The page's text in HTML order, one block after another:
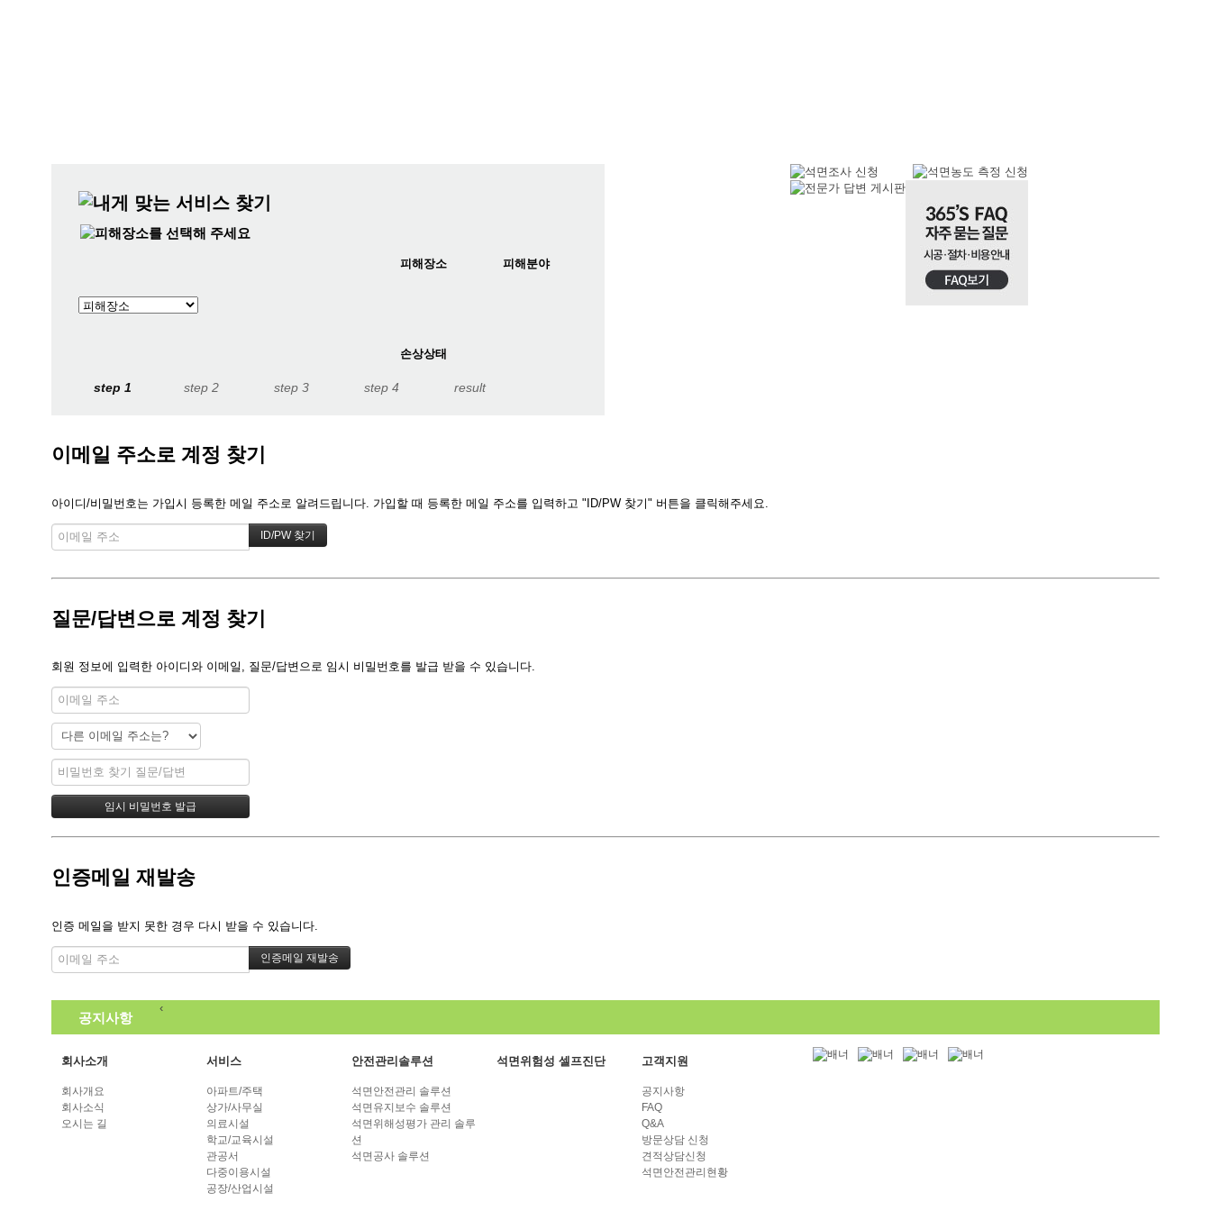
step 1 step 2 step 3 step 4 result
피해장소 피해분야
손상상태
이메일 주소로 계정 찾기
아이디/비밀번호는 가입시 등록한 메일 주소로 알려드립니다. 가입할 때 등록한 메일 주소를 입력하고 "ID/PW 찾기" 버튼을 클릭해주세요.
질문/답변으로 계정 찾기
회원 정보에 입력한 아이디와 이메일, 질문/답변으로 임시 비밀번호를 발급 받을 수 있습니다.
인증메일 재발송
인증 메일을 받지 못한 경우 다시 받을 수 있습니다.
공지사항
‹
2026년 새해 복 많이 받으세요 2026-01-02
여름휴가 안전하게 다녀오세요! 2025-07-23
2025.6.3 대통령선거
2025-05-30
풍성한 한가위 보내시길바랍니다. 2024-09-05
회사소개
회사개요
회사소식
오시는 길
서비스
아파트/주택
상가/사무실
의료시설
학교/교육시설
관공서
다중이용시설
공장/산업시설
안전관리솔루션
석면안전관리 솔루션
석면유지보수 솔루션
석면위해성평가 관리 솔루
션
석면공사 솔루션
석면위험성 셀프진단 고객지원
공지사항
FAQ
Q&A
방문상담 신청
견적상담신청
석면안전관리현황